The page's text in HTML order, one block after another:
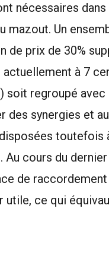
nécessaires
mazout. Un
de prix de 30%
à 7
soit regroupé
des synergies et
toutefois
cours du
de
utile, ce qui